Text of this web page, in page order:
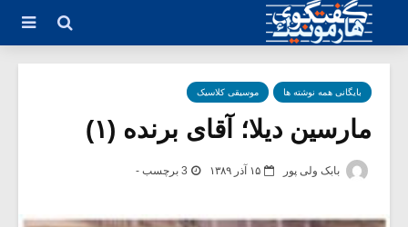
بایگانی همه نوشته ها موسیقی کلاسیک
مارسین دیلا؛ آقای برنده (۱)
بابک ولی پور ۱۵ آذر ۱۳۸۹ 3 برچسب -